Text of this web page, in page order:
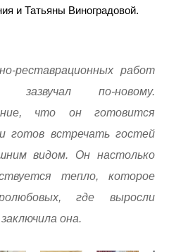
и Татьяны Виноградовой.
реставрационных работ
зазвучал по-новому.
что он готовится
готов встречать гостей
видом. Он настолько
тепло, которое
где выросли
она.